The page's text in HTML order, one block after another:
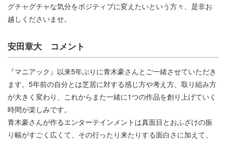
グチャグチャな気分をポジティブに変えたいという方々、是非お
越しくださいませ。
安田章大 コメント
『マニアック』以来5年ぶりに青木豪さんとご一緒させていただき
ます。5年前の自分とは芝居に対する感じ方や考え方、取り組み方
が大きく変わり、これからまた一緒に1つの作品を創り上げていく
時間が楽しみです。
青木豪さんが作るエンターテインメントは真面目とおふざけの振
り幅がすごく広くて、その行ったり来たりする面白さに加えて、